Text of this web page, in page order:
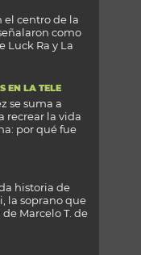
el centro de la
como
Luck Ra y La
EN LA TELE
se suma a
recrear la vida
por qué fue
historia de
la soprano que
Marcelo T. de